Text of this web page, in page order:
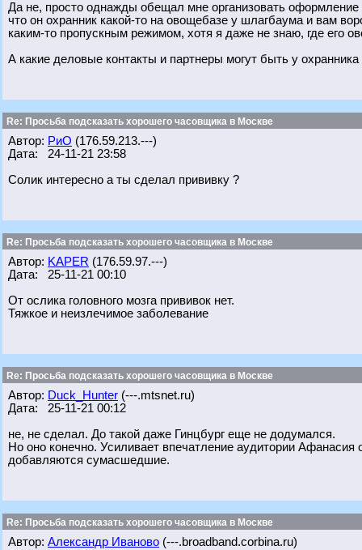
Да не, просто однажды обещал мне организовать
что он охранник какой-то на овощебазе у шлагбаума и вам
каким-то пропускным режимом, хотя я даже не знаю, где его
А какие деловые контакты и партнеры могут быть у
Re: Просьба подсказать хорошего часовщика в Москве
Автор: РиО (176.59.213.---)
Дата: 24-11-21 23:58
Солик интересно а ты сделал прививку ?
Re: Просьба подсказать хорошего часовщика в Москве
Автор: KAPER (176.59.97.---)
Дата: 25-11-21 00:10
От ослика головного мозга прививок нет.
Тяжкое и неизлечимое заболевание
Re: Просьба подсказать хорошего часовщика в Москве
Автор: Duck_Hunter (---.mtsnet.ru)
Дата: 25-11-21 00:12
не, не сделал. До такой даже Гинцбург еще не додумался.
Но оно конечно. Усиливает впечатление аудитории
добавляются сумасшедшие.
Re: Просьба подсказать хорошего часовщика в Москве
Автор: Александр Иваново (---.broadband.corbina.ru)